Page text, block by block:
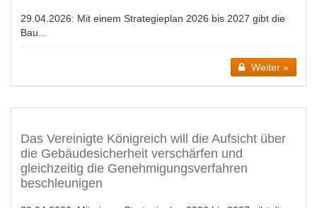
29.04.2026: Mit einem Strategieplan 2026 bis 2027 gibt die
Bau...
Weiter »
Das Vereinigte Königreich will die Aufsicht über
die Gebäudesicherheit verschärfen und
gleichzeitig die Genehmigungsverfahren
beschleunigen